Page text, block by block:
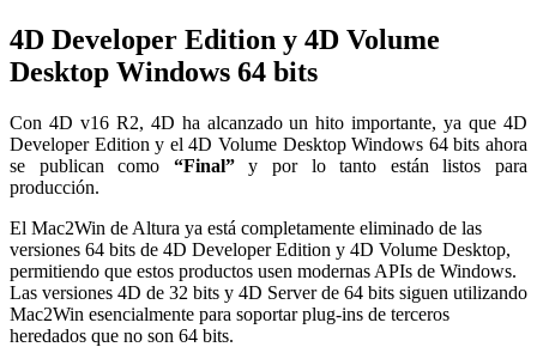
4D Developer Edition y 4D Volume
Desktop Windows 64 bits
Con 4D v16 R2, 4D ha alcanzado un hito importante, ya que 4D
Developer Edition y el 4D Volume Desktop Windows 64 bits ahora
se publican como “Final”y por lo tanto están listos para
producción.
El Mac2Win de Altura ya está completamente eliminado de las
versiones 64 bits de 4D Developer Edition y 4D Volume Desktop,
permitiendo que estos productos usen modernas APIs de Windows.
Las versiones 4D de 32 bits y 4D Server de 64 bits siguen utilizando
Mac2Win esencialmente para soportar plug-ins de terceros
heredados que no son 64 bits.